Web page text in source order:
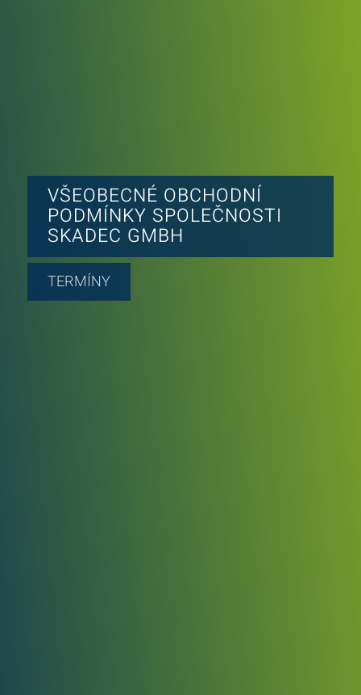
VŠEOBECNÉ OBCHODNÍ
PODMÍNKY SPOLEČNOSTI
SKADEC GMBH
TERMÍNY